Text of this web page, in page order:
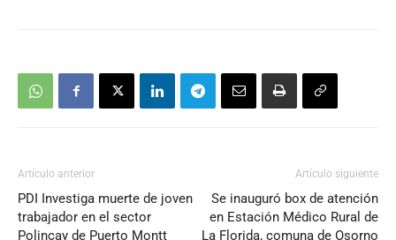
Artículo anterior
PDI Investiga muerte de joven
trabajador en el sector
Polincay de Puerto Montt
Artículo siguiente
Se inauguró box de atención
en Estación Médico Rural de
La Florida, comuna de Osorno